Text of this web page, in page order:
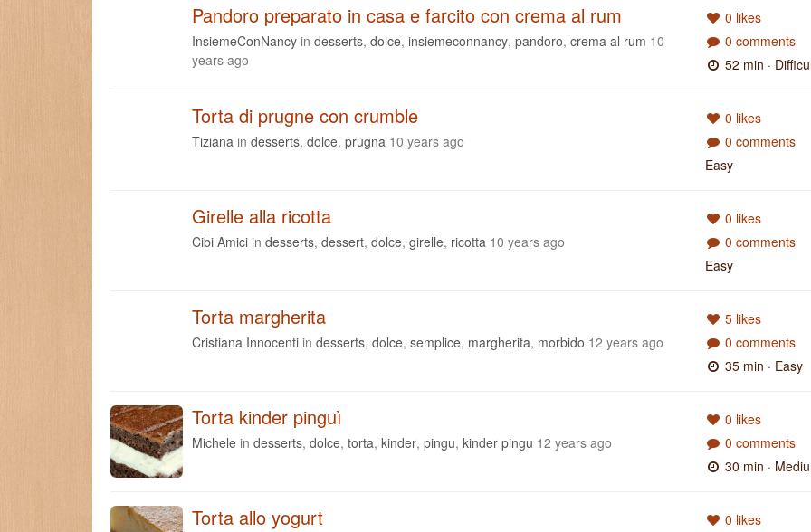
Pandoro preparato in casa e farcito con crema al rum
InsiemeConNancy in desserts, dolce, insiemeconnancy, pandoro, crema al rum 10
years ago
0 likes
0 comments
52 min ·
Torta di prugne con crumble
Tiziana in desserts, dolce, prugna 10 years ago
0 likes
0 comments
Easy
Girelle alla ricotta
Cibi Amici in desserts, dessert, dolce, girelle, ricotta 10 years ago
0 likes
0 comments
Easy
Torta margherita
Cristiana Innocenti in desserts, dolce, semplice, margherita, morbido 12 years ago
5 likes
0 comments
35 min · Easy
Torta kinder pinguì
Michele in desserts, dolce, torta, kinder, pingu, kinder pingu 12 years ago
0 likes
0 comments
30 min ·
Torta allo yogurt
0 likes